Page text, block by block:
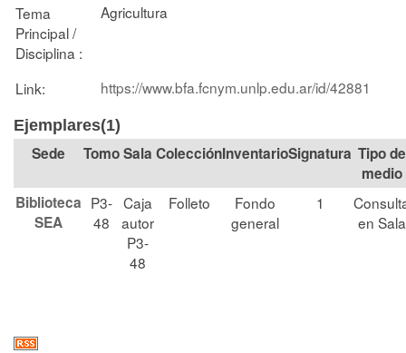
Tema
Principal /
Disciplina :
Agricultura
Link: https://www.bfa.fcnym.unlp.edu.ar/id/42881
Ejemplares(1)
TomoSala Colección Signatura Tipo de
medio
Biblioteca
SEA
P3-
48
Caja
autor
P3-
48
Folleto
Fondo
general
1
en Sala